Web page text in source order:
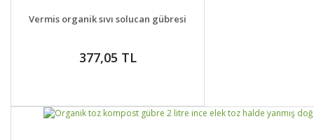
DETAYLAR SEPETE EKLE
Vermis organik sıvı solucan gübresi
377,05 TL